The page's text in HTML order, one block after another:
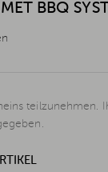
BBQ